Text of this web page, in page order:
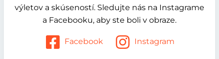
výletov a skúseností. Sledujte nás na Instagrame
a Facebooku, aby ste boli v obraze.
Facebook Instagram